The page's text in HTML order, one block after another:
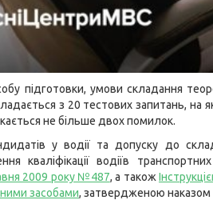
підготовки, умови складання
з 20 тестових запитань, на
не більше двох помилок.
у водії та допуску до
кваліфікації водіїв
2009 року №487, а також
засобами, затвердженою наказом